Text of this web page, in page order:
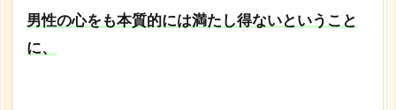
男性の心をも本質的には満たし得ないということ
に、